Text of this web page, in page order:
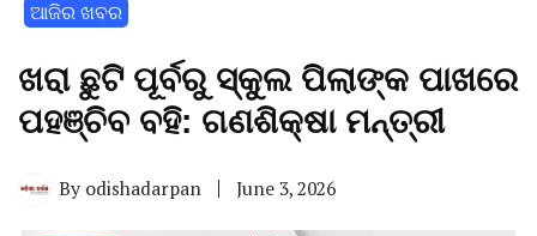
ଆଜିର ଖବର
ଖରା ଛୁଟି ପୂର୍ବରୁ ସ୍କୁଲ ପିଲାଙ୍କ ପାଖରେ
ପହଞ୍ଚିବ ବହି: ଗଣଶିକ୍ଷା ମନ୍ତ୍ରୀ
By odishadarpan June 3, 2026